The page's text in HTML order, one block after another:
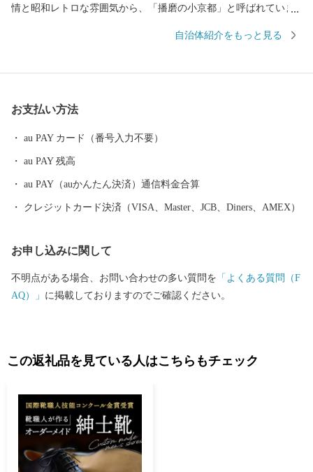
情と昭和レトロな雰囲気から、「播磨の小京都」と呼ばれていま
いう２つの大きな川が流れ込み、森からの自然の栄養素が豊富に
け、未来を担う子どもたちの笑顔がかがやくたつの市を目指し
て、何とぞ、皆様のご支援をお願い申し上げます。
自治体紹介をもっと見る
お支払い方法
au PAY カード（番号入力不要）
au PAY 残高
au PAY（auかんたん決済）通信料金合算
クレジットカード決済（VISA、Master、JCB、Diners、AMEX）
お申し込みに関して
不明点がある場合、お問い合わせの多い質問を 「よくある質問（F
AQ）」 に掲載しておりますのでご確認ください。
この返礼品を見ている人はこちらもチェック